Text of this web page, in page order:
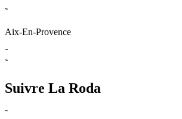
˜
Aix-En-Provence
˜
˜
Suivre La Roda
˜